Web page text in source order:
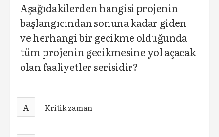
Aşağıdakilerden hangisi projenin
başlangıcından sonuna kadar giden
ve herhangi bir gecikme olduğunda
tüm projenin gecikmesine yol açacak
olan faaliyetler serisidir?
A Kritik zaman